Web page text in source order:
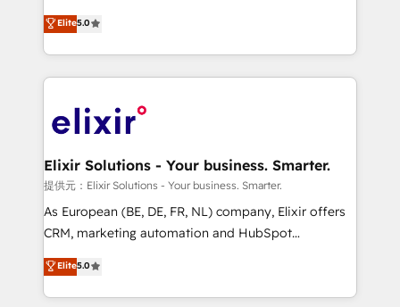
revenue automation 🏢 Real Estate: deal pipelines;
portfolio and lifecycle management 🏭
HIPAA-aware; CASL-compliant; GDPR-ready
implementations where required 💡 Why 500+
built to scale.
consultancy. Our focus is on enterprise and mid-
market B2B companies globally that want a strategic
approach to execute their goals through creative
applications of our solutions; Technical HubSpot
Design, Migrations + Integrations. Mole Street’s
greatness, which is achieved through creating
absolute clarity, derived from a well-defined
strategy, executed well, and reported on with clear
results. The culture is driven by core values; Joy, Grit,
Mindedness, and Clarity. We are driven to win for the
collective good of the company and its clientele, and
Elite5.0
Elixir Solutions - Your business. Smarter.
提供元：Elixir Solutions - Your business. Smarter.
As European (BE, DE, FR, NL) company, Elixir offers
CRM, marketing automation and HubSpot
integration products and services to mid-market
and enterprise customers. We ensure that your sales,
service and marketing department operates in the
Elite5.0